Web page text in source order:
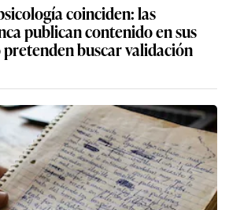
coinciden: las
publican contenido en sus
pretenden buscar validación